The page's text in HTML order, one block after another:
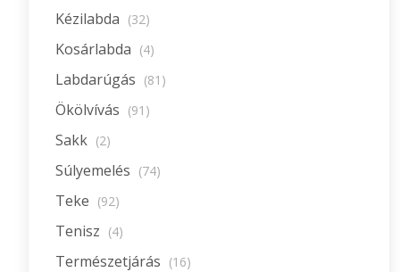
Kézilabda (32)
Kosárlabda (4)
Labdarúgás (81)
Ökölvívás (91)
Sakk (2)
Súlyemelés (74)
Teke (92)
Tenisz (4)
Természetjárás (16)